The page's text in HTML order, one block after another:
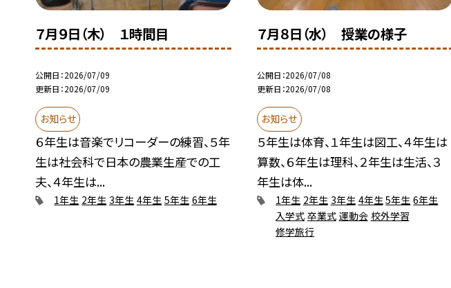
７月９日（木） １時間目
公開日 2026/07/09
更新日 2026/07/09
お知らせ
６年生は音楽でリコーダーの練習、５年
生は社会科で日本の農業生産での工
夫、４年生は...
1年生 2年生 3年生 4年生 5年生 6年生
７月８日（水） 授業の様子
公開日 2026/07/08
更新日 2026/07/08
お知らせ
５年生は体育、１年生は図工、４年生は
算数、６年生は理科、２年生は生活、３
年生は体...
1年生 2年生 3年生 4年生 5年生 6年生
入学式 卒業式 運動会 校外学習
修学旅行